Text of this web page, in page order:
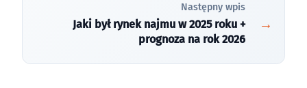
Następny wpis
Jaki był rynek najmu w 2025 roku +
prognoza na rok 2026